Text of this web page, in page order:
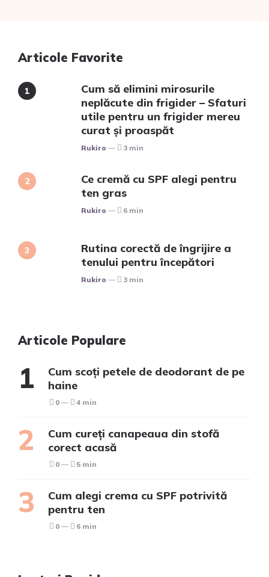
Articole Favorite
Cum să elimini mirosurile
neplăcute din frigider – Sfaturi
utile pentru un frigider mereu
curat și proaspăt
Posted
Rukiro 3 min
Ce cremă cu SPF alegi pentru
ten gras
Posted
Rukiro 6 min
Rutina corectă de îngrijire a
tenului pentru începători
Posted
Rukiro 3 min
Articole Populare
Cum scoți petele de deodorant de pe
haine
0 4 min
Cum cureți canapeaua din stofă
corect acasă
0 5 min
Cum alegi crema cu SPF potrivită
pentru ten
0 6 min